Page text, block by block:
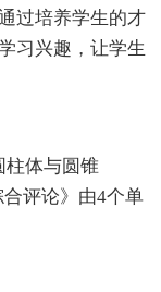
过培养学生的才
习兴趣，让学生
柱体与圆锥
评论》由4个单